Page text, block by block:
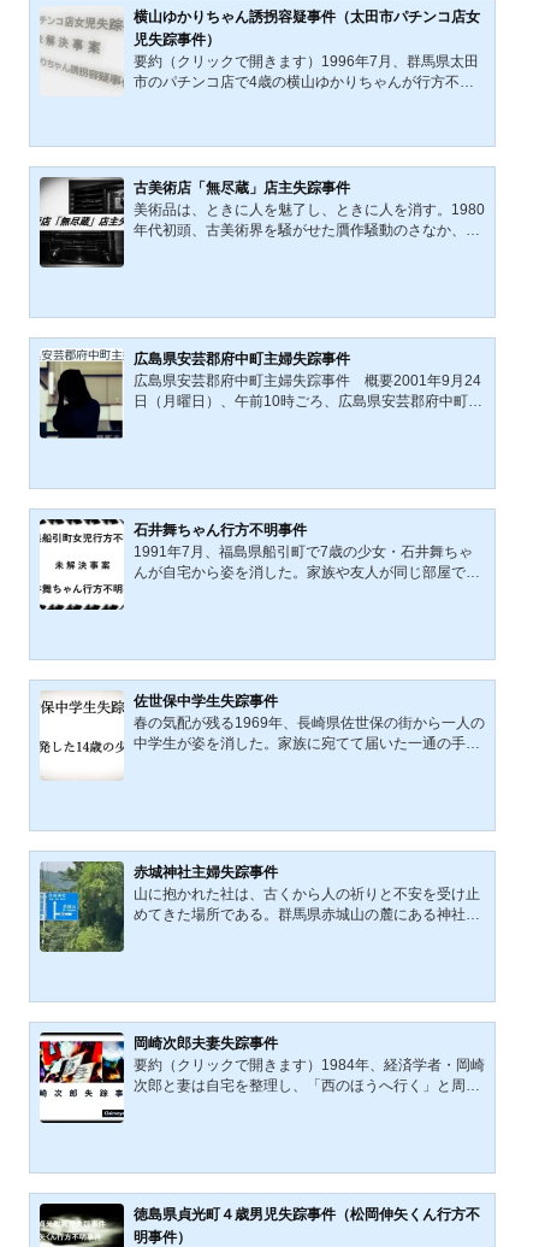
るとともに無事の帰宅を祈り続ける。解決の糸口さえ
掴めない事案では行方不明となった「理由だけでも」
知りたいと願うだろう。山梨キャンプ場女児失踪事件
（2019年9月21日16時...
横山ゆかりちゃん誘拐容疑事件（太田市パチンコ店女
児失踪事件）
要約（クリックで開きます）1996年7月、群馬県太田
市のパチンコ店で4歳の横山ゆかりちゃんが行方不明
しげに話しかける姿が映っていた。現場周辺では「白
い車に乗る女児」の目撃証言もあるが、その後の足取
りは途絶えた。本記事は、当日の経過、防犯カメラ映
像の意味、「白昼の死角」と呼ばれた現場環境、さら
に北関東連続幼女誘拐殺人事件との関連まで視野に入
古美術店「無尽蔵」店主失踪事件
美術品は、ときに人を魅了し、ときに人を消す。1980
年代初頭、古美術界を騒がせた贋作騒動のさなか、東
を拾い集めながら、古美術の世界に漂っていた時代の
空気と、一人の男の失踪をめぐる物語を静かに辿って
いく。真実と虚構の境界が揺らぐなかで、消えた店主
の輪郭を、いま一度浮...
広島県安芸郡府中町主婦失踪事件
広島県安芸郡府中町主婦失踪事件 概要2001年9月24
日（月曜日）、午前10時ごろ、広島県安芸郡府中町青
好であったようだが、子供は無く、当時N子さんの夫
S郎さんは持病などにより入退院を繰り返しており、
この頃も労災による指のケガで入院中であった。N子
さん自身も心臓病等いくつか...
石井舞ちゃん行方不明事件
1991年7月、福島県船引町で7歳の少女・石井舞ちゃ
んが自宅から姿を消した。家族や友人が同じ部屋で眠
がら、失踪当夜の状況、関係者の証言、そして事件を
取り巻く情報環境を静かにたどっていく。未解決事件
として語り継がれるこの出来事を、記録に基づき改め
て見つめ直す試みで...
佐世保中学生失踪事件
春の気配が残る1969年、長崎県佐世保の街から一人の
中学生が姿を消した。家族に宛てて届いた一通の手
た。本記事では、当時の新聞報道や証言を手がかり
に、失踪当日の経過、不可解な手紙の内容、関係者の
証言の揺らぎを辿りながら、この出来事が置かれてい
た時代背景にも目を向...
赤城神社主婦失踪事件
山に抱かれた社は、古くから人の祈りと不安を受け止
めてきた場所である。群馬県赤城山の麓にある神社の
われる。本記事では、当時の報道や証言を手がかり
に、失踪当日の経過と、その後に語られてきた幾つも
の解釈を丁寧に辿っていく。事件としての輪郭を追う
だけでなく、神社とい...
岡崎次郎夫妻失踪事件
要約（クリックで開きます）1984年、経済学者・岡崎
次郎と妻は自宅を整理し、「西のほうへ行く」と周囲
人がどのような決意の末に海へ向かったのかを検討す
る。人は時に、失踪ではなく、退出を選ぶ。1984年、
徳島県貞光町４歳男児失踪事件（松岡伸矢くん行方不
明事件）